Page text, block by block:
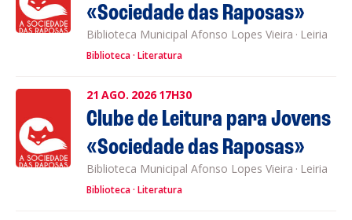
«Sociedade das Raposas»
Biblioteca Municipal Afonso Lopes Vieira · Leiria
Biblioteca Literatura
21 AGO. 2026 17H30
Clube de Leitura para Jovens
«Sociedade das Raposas»
Biblioteca Municipal Afonso Lopes Vieira · Leiria
Biblioteca Literatura